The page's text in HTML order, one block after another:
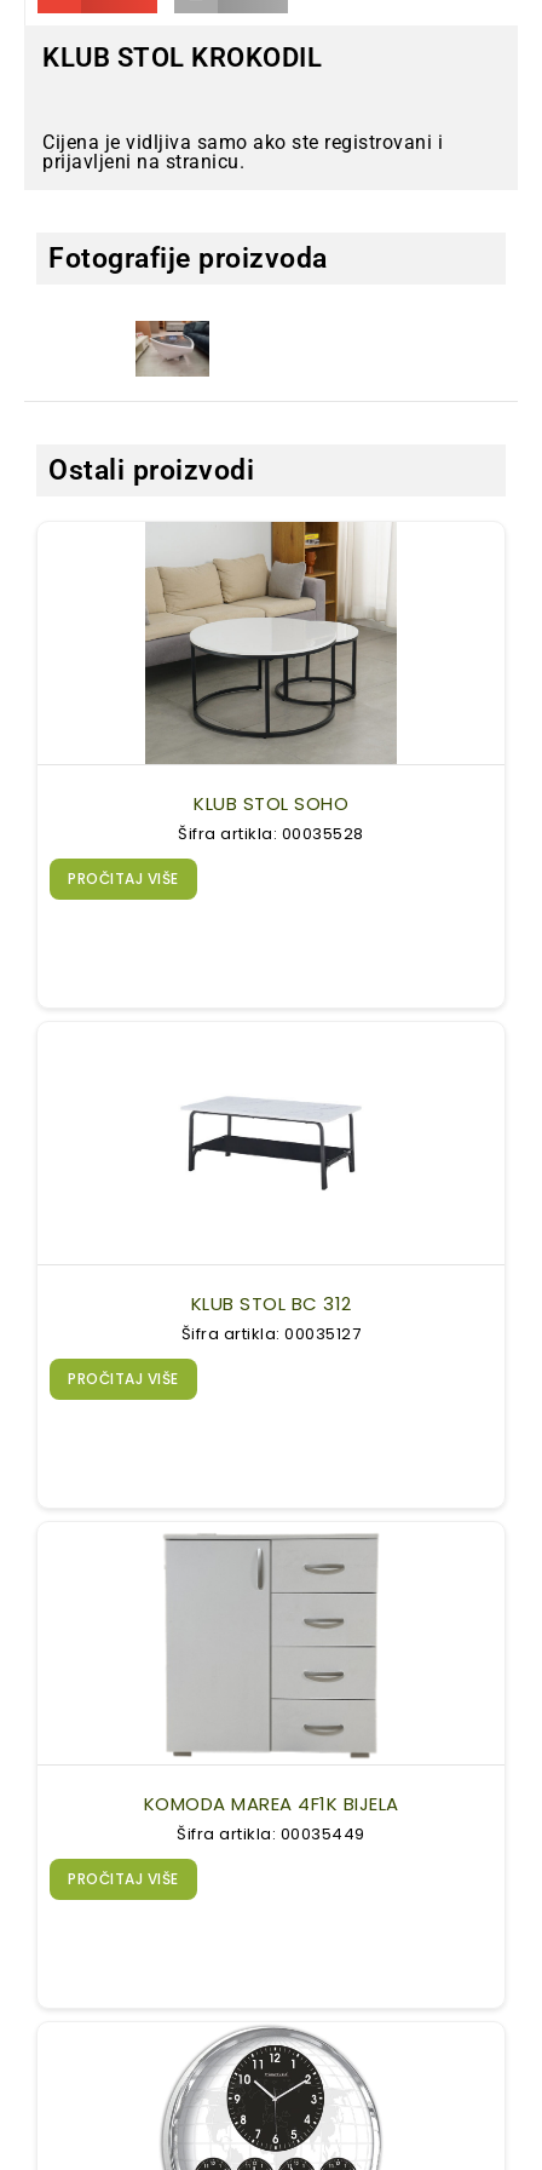
KLUB STOL KROKODIL
Cijena je vidljiva samo ako ste registrovani i
prijavljeni na stranicu.
Fotografije proizvoda
Ostali proizvodi
KLUB STOL SOHO
Šifra artikla: 00035528
PROČITAJ VIŠE
KLUB STOL BC 312
Šifra artikla: 00035127
PROČITAJ VIŠE
KOMODA MAREA 4F1K BIJELA
Šifra artikla: 00035449
PROČITAJ VIŠE